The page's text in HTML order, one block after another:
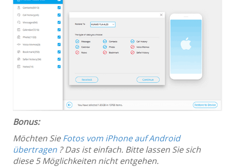
Bonus:
Möchten SieFotos vom iPhone auf Android
übertragen ? Das ist einfach. Bitte lassen Sie sich
diese 5 Möglichkeiten nicht entgehen.